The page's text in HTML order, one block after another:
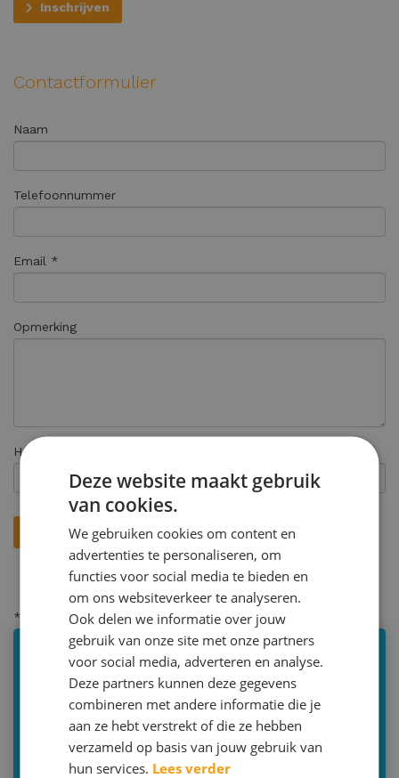
Inschrijven
Contactformulier
Naam
Telefoonnummer
Email *
Opmerking
Hoe heeft u ons gevonden? *
* = verplicht
Repetitor bijles
€65,00 per uur
Duur: 60 minuten
Minimale afname: 4 lessen
Deze website maakt gebruik
van cookies.
We gebruiken cookies om content en
advertenties te personaliseren, om
functies voor social media te bieden en
om ons websiteverkeer te analyseren.
Ook delen we informatie over jouw
gebruik van onze site met onze partners
voor social media, adverteren en analyse.
Deze partners kunnen deze gegevens
combineren met andere informatie die je
aan ze hebt verstrekt of die ze hebben
verzameld op basis van jouw gebruik van
hun services. Lees verder